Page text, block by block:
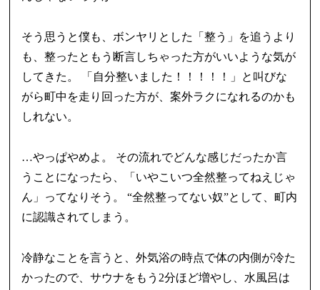
そう思うと僕も、ボンヤリとした「整う」を追うより
も、整ったともう断言しちゃった方がいいような気が
してきた。 「自分整いました！！！！！」と叫びな
がら町中を走り回った方が、案外ラクになれるのかも
しれない。
…やっぱやめよ。 その流れでどんな感じだったか言
うことになったら、「いやこいつ全然整ってねえじゃ
ん」ってなりそう。 “全然整ってない奴”として、町内
に認識されてしまう。
冷静なことを言うと、外気浴の時点で体の内側が冷た
かったので、サウナをもう2分ほど増やし、水風呂は